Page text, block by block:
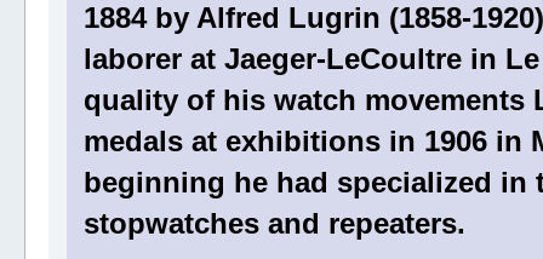
1884 by Alfred Lugrin (1858-
laborer at Jaeger-LeCoultre in
quality of his watch movements
medals at exhibitions in 1906 in
beginning he had specialized
stopwatches and repeaters.